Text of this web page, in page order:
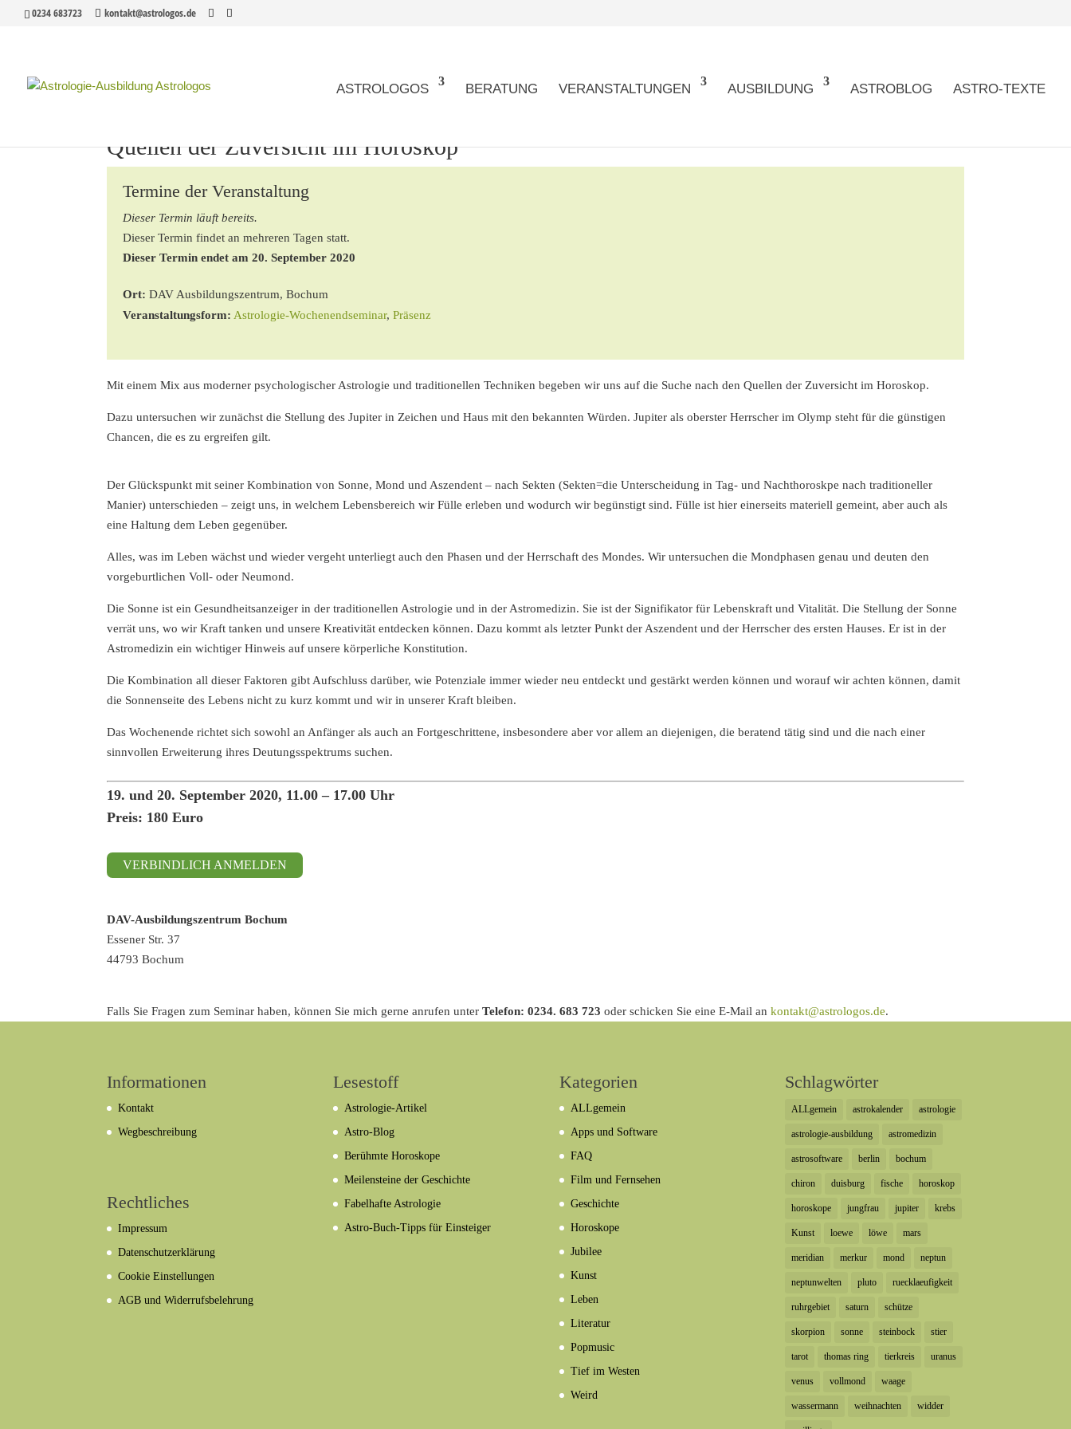
0234 683723 kontakt@astrologos.de
ASTROLOGOS BERATUNG VERANSTALTUNGEN AUSBILDUNG ASTROBLOG ASTRO-TEXTE
Quellen der Zuversicht im Horoskop
Termine der Veranstaltung
Dieser Termin läuft bereits.
Dieser Termin findet an mehreren Tagen statt.
Dieser Termin endet am 20. September 2020
Ort:DAV Ausbildungszentrum, Bochum
Veranstaltungsform: Astrologie-Wochenendseminar,Präsenz
Mit einem Mix aus moderner psychologischer Astrologie und traditionellen Techniken begeben wir uns auf die Suche nach den Quellen der Zuversicht im Horoskop.
Dazu untersuchen wir zunächst die Stellung des Jupiter in Zeichen und Haus mit den bekannten Würden. Jupiter als oberster Herrscher im Olymp steht für die günstigen
Chancen, die es zu ergreifen gilt.
Der Glückspunkt mit seiner Kombination von Sonne, Mond und Aszendent – nach Sekten (Sekten=die Unterscheidung in Tag- und Nachthoroskpe nach traditioneller
Manier) unterschieden – zeigt uns, in welchem Lebensbereich wir Fülle erleben und wodurch wir begünstigt sind. Fülle ist hier einerseits materiell gemeint, aber auch als
eine Haltung dem Leben gegenüber.
Alles, was im Leben wächst und wieder vergeht unterliegt auch den Phasen und der Herrschaft des Mondes. Wir untersuchen die Mondphasen genau und deuten den
vorgeburtlichen Voll- oder Neumond.
Die Sonne ist ein Gesundheitsanzeiger in der traditionellen Astrologie und in der Astromedizin. Sie ist der Signifikator für Lebenskraft und Vitalität. Die Stellung der Sonne
verrät uns, wo wir Kraft tanken und unsere Kreativität entdecken können. Dazu kommt als letzter Punkt der Aszendent und der Herrscher des ersten Hauses. Er ist in der
Astromedizin ein wichtiger Hinweis auf unsere körperliche Konstitution.
Die Kombination all dieser Faktoren gibt Aufschluss darüber, wie Potenziale immer wieder neu entdeckt und gestärkt werden können und worauf wir achten können, damit
die Sonnenseite des Lebens nicht zu kurz kommt und wir in unserer Kraft bleiben.
Das Wochenende richtet sich sowohl an Anfänger als auch an Fortgeschrittene, insbesondere aber vor allem an diejenigen, die beratend tätig sind und die nach einer
sinnvollen Erweiterung ihres Deutungsspektrums suchen.
19. und 20. September 2020, 11.00 – 17.00 Uhr
Preis: 180 Euro
VERBINDLICH ANMELDEN
DAV-Ausbildungszentrum Bochum
Essener Str. 37
44793 Bochum
Falls Sie Fragen zum Seminar haben, können Sie mich gerne anrufen unterTelefon: 0234. 683 723 oder schicken Sie eine E-Mail ankontakt@astrologos.de.
Informationen
Kontakt
Wegbeschreibung
Rechtliches
Impressum
Datenschutzerklärung
Cookie Einstellungen
AGB und Widerrufsbelehrung
Lesestoff
Astrologie-Artikel
Astro-Blog
Berühmte Horoskope
Meilensteine der Geschichte
Fabelhafte Astrologie
Astro-Buch-Tipps für Einsteiger
Kategorien
ALLgemein
Apps und Software
FAQ
Film und Fernsehen
Geschichte
Horoskope
Jubilee
Kunst
Leben
Literatur
Popmusic
Tief im Westen
Weird
Schlagwörter
ALLgemein astrokalender astrologie
astrologie-ausbildung astromedizin
astrosoftware berlin bochum
chiron duisburg fische horoskop
horoskope jungfrau jupiter krebs
Kunst loewe löwe mars
meridian merkur mond neptun
neptunwelten pluto ruecklaeufigkeit
ruhrgebiet saturn schütze
skorpion sonne steinbock stier
tarot thomas ring tierkreis uranus
venus vollmond waage
wassermann weihnachten widder